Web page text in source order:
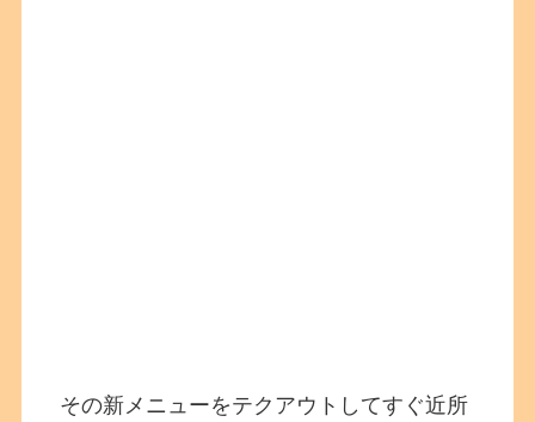
その新メニューをテクアウトしてすぐ近所